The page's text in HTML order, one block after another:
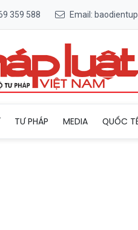
359 588 Email:
TƯ PHÁP MEDIA QUỐC